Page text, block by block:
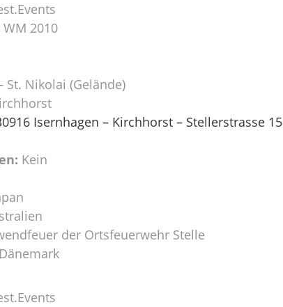
2010
St. Nikolai (Gelände)
Isernhagen – Kirchhorst – Stellerstrasse 15
Kein
der Ortsfeuerwehr Stelle